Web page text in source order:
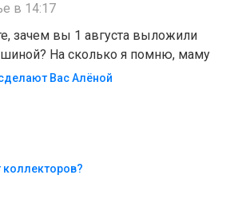
в 14:17
зачем вы 1 августа выложили
На сколько я помню, маму
Вас Алëной
коллекторов?